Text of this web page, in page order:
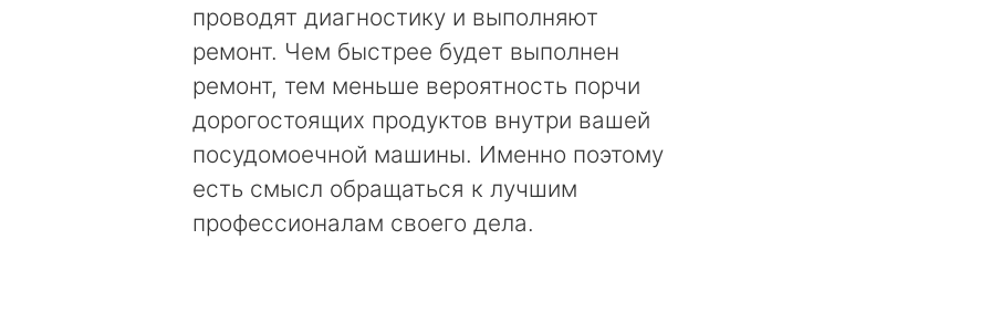
проводят диагностику и выполняют
ремонт. Чем быстрее будет выполнен
ремонт, тем меньше вероятность порчи
дорогостоящих продуктов внутри вашей
посудомоечной машины. Именно поэтому
есть смысл обращаться к лучшим
профессионалам своего дела.